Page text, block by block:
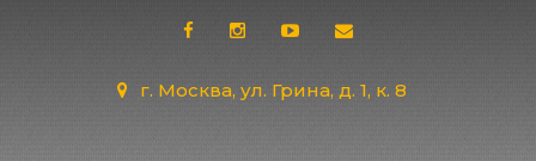
г. Москва, ул. Грина, д. 1, к. 8